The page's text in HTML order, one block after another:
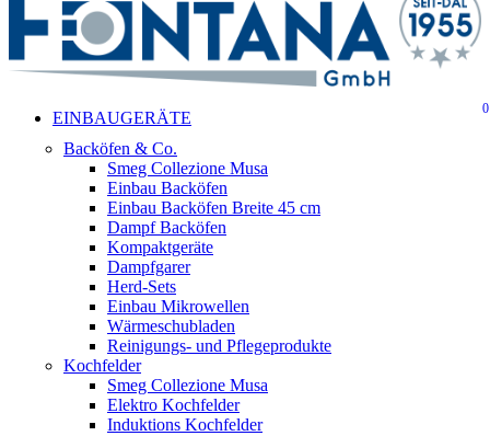
beenden
suche 0
Menu
EINBAUGERÄTE
Backöfen & Co.
Smeg Collezione Musa
Einbau Backöfen
Einbau Backöfen Breite 45 cm
Dampf Backöfen
Kompaktgeräte
Dampfgarer
Herd-Sets
Einbau Mikrowellen
Wärmeschubladen
Reinigungs- und Pflegeprodukte
Kochfelder
Smeg Collezione Musa
Elektro Kochfelder
Induktions Kochfelder